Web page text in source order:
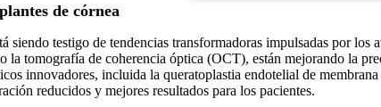
de córnea
siendo testigo de tendencias transformadoras impulsadas por
la tomografía de coherencia óptica (OCT), están mejorando la
innovadores, incluida la queratoplastia endotelial de
reducidos y mejores resultados para los pacientes.